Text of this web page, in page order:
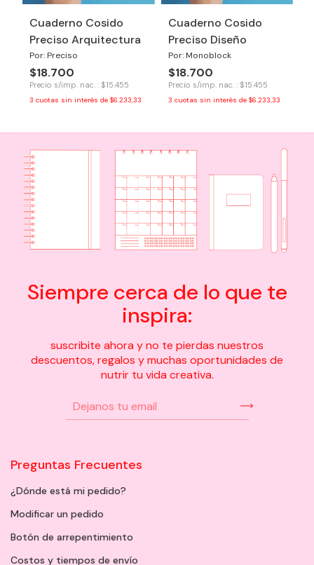
Cuaderno Cosido
Preciso Arquitectura
Por: Preciso
$18.700
Precio s/imp. nac. : $15.455
3 cuotas sin interés de $6.233,33
Cuaderno Cosido
Preciso Diseño
Por: Monoblock
$18.700
Precio s/imp. nac. : $15.455
3 cuotas sin interés de $6.233,33
Siempre cerca de lo que te
inspira:
suscribite ahora y no te pierdas nuestros
descuentos, regalos y muchas oportunidades de
nutrir tu vida creativa.
Preguntas Frecuentes
¿Dónde está mi pedido?
Modificar un pedido
Botón de arrepentimiento
Costos y tiempos de envío